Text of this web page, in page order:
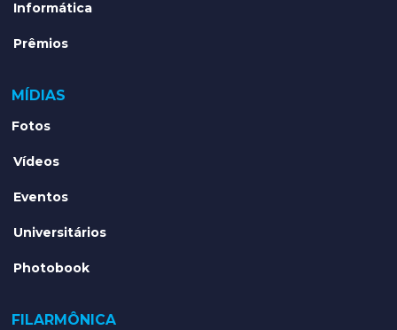
Informática
Prêmios
MÍDIAS
Fotos
Vídeos
Eventos
Universitários
Photobook
FILARMÔNICA